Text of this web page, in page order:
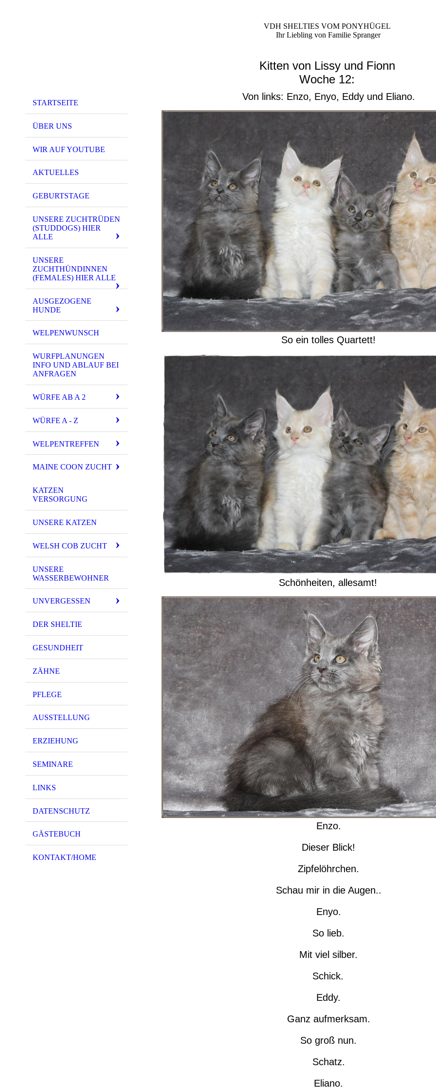
STARTSEITE
ÜBER UNS
WIR AUF YOUTUBE
AKTUELLES
GEBURTSTAGE
UNSERE ZUCHTRÜDEN
(STUDDOGS) HIER
ALLE
UNSERE
ZUCHTHÜNDINNEN
(FEMALES) HIER ALLE
AUSGEZOGENE
HUNDE
WELPENWUNSCH
WURFPLANUNGEN
INFO UND ABLAUF BEI
ANFRAGEN
WÜRFE AB A 2
WÜRFE A - Z
WELPENTREFFEN
MAINE COON ZUCHT
KATZEN
VERSORGUNG
UNSERE KATZEN
WELSH COB ZUCHT
UNSERE
WASSERBEWOHNER
UNVERGESSEN
DER SHELTIE
GESUNDHEIT
ZÄHNE
PFLEGE
AUSSTELLUNG
ERZIEHUNG
SEMINARE
LINKS
DATENSCHUTZ
GÄSTEBUCH
KONTAKT/HOME
VDH SHELTIES VOM PONYHÜGEL
Ihr Liebling von Familie Spranger
Kitten von Lissy und Fionn
Woche 12:
Von links: Enzo, Enyo, Eddy und Eliano.
So ein tolles Quartett!
Schönheiten, allesamt!
Enzo.
Dieser Blick!
Zipfelöhrchen.
Schau mir in die Augen..
Enyo.
So lieb.
Mit viel silber.
Schick.
Eddy.
Ganz aufmerksam.
So groß nun.
Schatz.
Eliano.